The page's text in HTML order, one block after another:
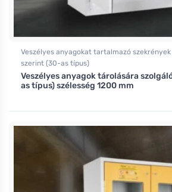
Veszélyes anyagokat tartalmazó szekrények
szerint (30-as típus)
Veszélyes anyagok tárolására
as típus) szélesség 1200 mm